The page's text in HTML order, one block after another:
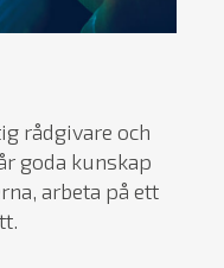
rådgivare och
goda kunskap
arbeta på ett